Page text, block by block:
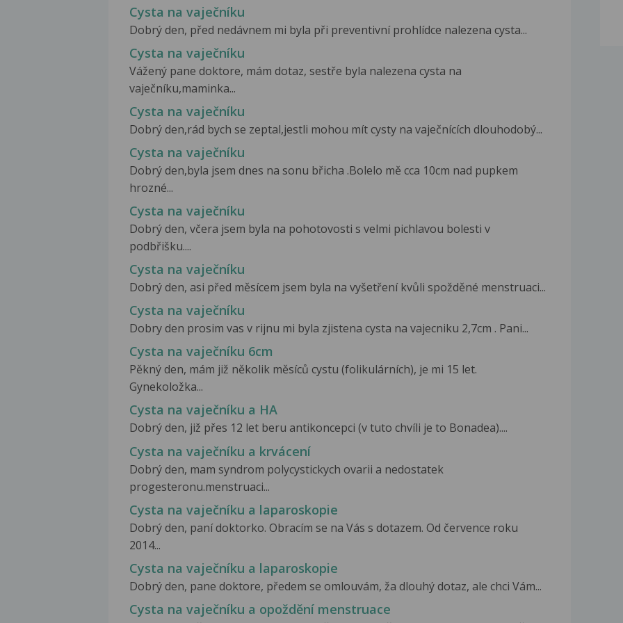
Cysta na vaječníku
Dobrý den, před nedávnem mi byla při preventivní prohlídce nalezena cysta...
Cysta na vaječníku
Vážený pane doktore, mám dotaz, sestře byla nalezena cysta na
vaječníku,maminka...
Cysta na vaječníku
Dobrý den,rád bych se zeptal,jestli mohou mít cysty na vaječnících dlouhodobý...
Cysta na vaječníku
Dobrý den,byla jsem dnes na sonu břicha .Bolelo mě cca 10cm nad pupkem
hrozné...
Cysta na vaječníku
Dobrý den, včera jsem byla na pohotovosti s velmi pichlavou bolesti v
podbřišku....
Cysta na vaječníku
Dobrý den, asi před měsícem jsem byla na vyšetření kvůli spožděné menstruaci...
Cysta na vaječníku
Dobry den prosim vas v rijnu mi byla zjistena cysta na vajecniku 2,7cm . Pani...
Cysta na vaječníku 6cm
Pěkný den, mám již několik měsíců cystu (folikulárních), je mi 15 let.
Gynekoložka...
Cysta na vaječníku a HA
Dobrý den, již přes 12 let beru antikoncepci (v tuto chvíli je to Bonadea)....
Cysta na vaječníku a krvácení
Dobrý den, mam syndrom polycystickych ovarii a nedostatek
progesteronu.menstruaci...
Cysta na vaječníku a laparoskopie
Dobrý den, paní doktorko. Obracím se na Vás s dotazem. Od července roku
2014...
Cysta na vaječníku a laparoskopie
Dobrý den, pane doktore, předem se omlouvám, ža dlouhý dotaz, ale chci Vám...
Cysta na vaječníku a opoždění menstruace